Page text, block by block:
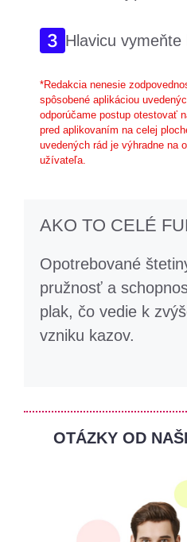
Hlavicu
*Redakcia nenesie
spôsobené aplikáciou
odporúčame postup otestovať
pred aplikovaním na celej
uvedených rád je výhradne na
užívateľa.
AKO TO CELÉ
Opotrebované
pružnosť a
plak, čo vedie k
vzniku kazov.
OTÁZKY OD